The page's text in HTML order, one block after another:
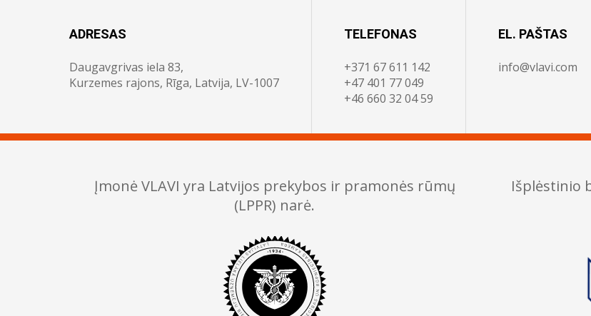
ADRESAS
Daugavgrivas iela 83,
Kurzemes rajons, Rīga, Latvija, LV-1007
TELEFONAS
+371 67 611 142
+47 401 77 049
+46 660 32 04 59
EL. PAŠTAS
info@vlavi.com
Įmonė VLAVI yra Latvijos prekybos ir pramonės rūmų
(LPPR) narė.
Išplėstinio